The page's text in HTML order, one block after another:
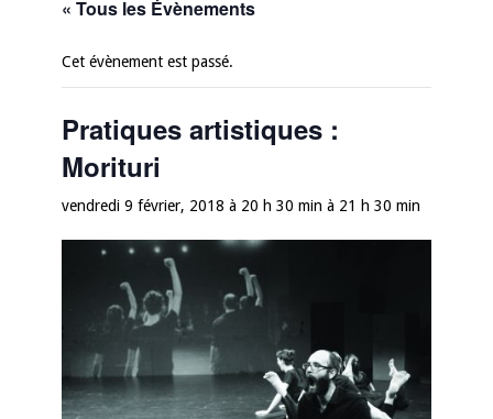
« Tous les Évènements
Cet évènement est passé.
Pratiques artistiques :
Morituri
vendredi 9 février, 2018 à 20 h 30 min à 21 h 30 min